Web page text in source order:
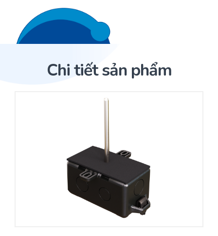
Trang Chủ
Nhà phân phối cảm biến
Nhà sản xuất thiết bị điều khiển
Cung cấp giải pháp quản lý cho toà nhà (BMS)
Chi tiết sản phẩm
Sản phẩm